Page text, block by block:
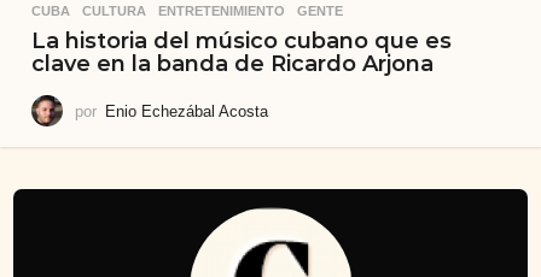
CUBA ,CULTURA ,ENTRETENIMIENTO ,GENTE
La historia del músico cubano que es
clave en la banda de Ricardo Arjona
por Enio Echezábal Acosta